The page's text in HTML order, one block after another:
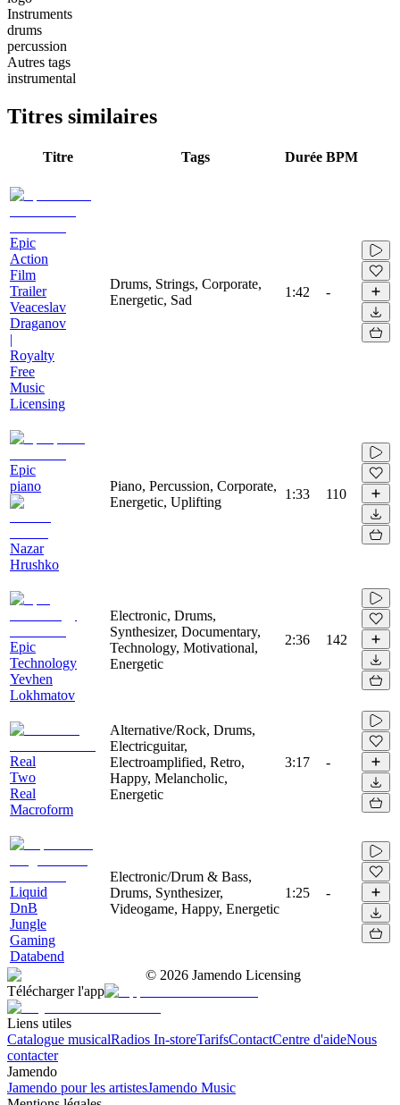
Instruments
drums
percussion
Autres tags
instrumental
Titres similaires
Titre Tags Durée BPM
Epic
Action
Film
Trailer
Veaceslav
Draganov
|
Royalty
Free
Music
Licensing
Drums, Strings, Corporate,
Energetic, Sad
1:42 -
Epic
piano
Nazar
Hrushko
Piano, Percussion, Corporate,
Energetic, Uplifting
1:33 110
Epic
Technology
Yevhen
Lokhmatov
Electronic, Drums,
Synthesizer, Documentary,
Technology, Motivational,
Energetic
2:36 142
Real
Two
Real
Macroform
Alternative/Rock, Drums,
Electricguitar,
Electroamplified, Retro,
Happy, Melancholic,
Energetic
3:17 -
Liquid
DnB
Jungle
Gaming
Databend
Electronic/Drum & Bass,
Drums, Synthesizer,
Videogame, Happy, Energetic
1:25 -
© 2026 Jamendo Licensing
Télécharger l'app
Liens utiles
Catalogue musicalRadios In-storeTarifsContactCentre d'aideNous
contacter
Jamendo
Jamendo pour les artistesJamendo Music